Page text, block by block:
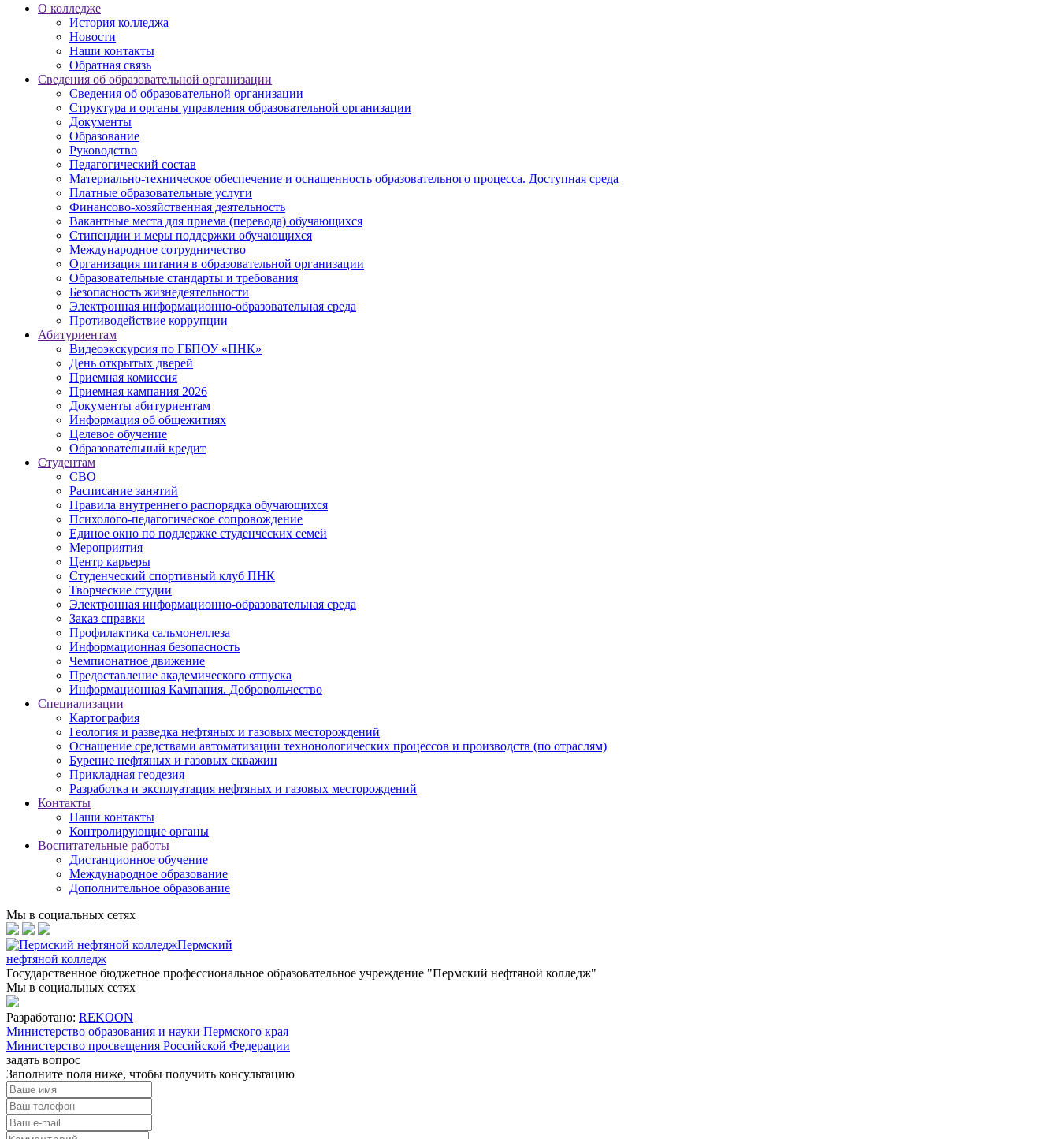
О колледже
История колледжа
Новости
Наши контакты
Обратная связь
Сведения об образовательной организации
Сведения об образовательной организации
Структура и органы управления образовательной организации
Документы
Образование
Руководство
Педагогический состав
Материально-техническое обеспечение и оснащенность образовательного процесса. Доступная среда
Платные образовательные услуги
Финансово-хозяйственная деятельность
Вакантные места для приема (перевода) обучающихся
Стипендии и меры поддержки обучающихся
Международное сотрудничество
Организация питания в образовательной организации
Образовательные стандарты и требования
Безопасность жизнедеятельности
Электронная информационно-образовательная среда
Противодействие коррупции
Абитуриентам
Видеоэкскурсия по ГБПОУ «ПНК»
День открытых дверей
Приемная комиссия
Приемная кампания 2026
Дoкументы абитуриентам
Информация об общежитиях
Целевое обучение
Образовательный кредит
Студентам
СВО
Расписание занятий
Правила внутреннего распорядка обучающихся
Психолого-педагогическое сопровождение
Единое окно по поддержке студенческих семей
Мероприятия
Центр карьеры
Студенческий спортивный клуб ПНК
Творческие студии
Электронная информационно-образовательная среда
Заказ справки
Профилактика сальмонеллеза
Информационная безопасность
Чемпионатное движение
Предоставление академического отпуска
Информационная Кампания. Добровольчество
Специализации
Картография
Геология и разведка нефтяных и газовых месторождений
Оснащение средствами автоматизации технонологических процессов и производств (по отраслям)
Бурение нефтяных и газовых скважин
Прикладная геодезия
Разработка и эксплуатация нефтяных и газовых месторождений
Контакты
Наши контакты
Контролирующие органы
Воспитательные работы
Дистанционное обучение
Международное образование
Дополнительное образование
Мы в социальных сетях
Пермский
нефтяной колледж
Государственное бюджетное профессиональное образовательное учреждение "Пермский нефтяной колледж"
Мы в социальных сетях
Разработано: REKOON
Министерство образования и науки Пермского края
Министерство просвещения Российской Федерации
задать вопрос
Заполните поля ниже, чтобы получить консультацию